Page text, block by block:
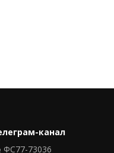
канал
ФС77-73036